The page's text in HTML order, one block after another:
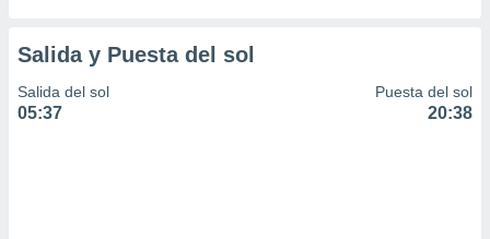
Salida y Puesta del sol
Salida del sol
05:37
Puesta del sol
20:38